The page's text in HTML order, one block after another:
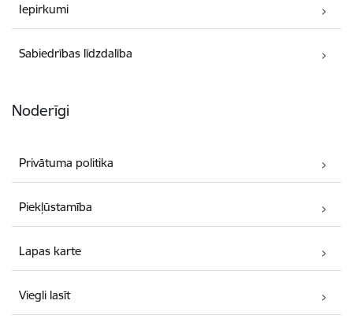
Iepirkumi
Sabiedrības līdzdalība
Noderīgi
Privātuma politika
Piekļūstamība
Lapas karte
Viegli lasīt